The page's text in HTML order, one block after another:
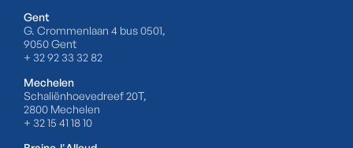
Gent
G. Crommenlaan 4 bus 0501,
9050 Gent
+ 32 92 33 32 82
Mechelen
Schaliënhoevedreef 20T,
2800 Mechelen
+ 32 15 41 18 10